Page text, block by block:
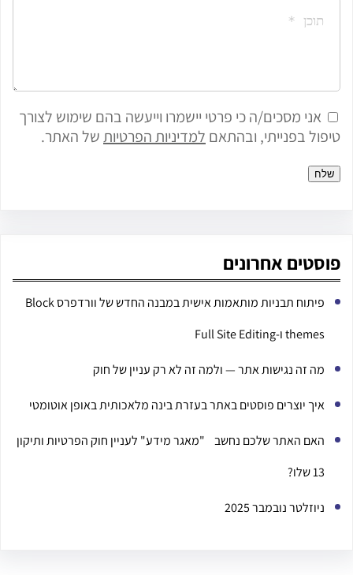
אני מסכים/ה כי פרטי יישמרו וייעשה בהם שימוש לצורך
טיפול בפנייתי, ובהתאם למדיניות הפרטיותשל האתר.
פוסטים אחרונים
פיתוח תבניות מותאמות אישית במבנה החדש של וורדפרס Block
themes ו-Full Site Editing
מה זה נגישות אתר — ולמה זה לא רק עניין של חוק
איך יוצרים פוסטים באתר בעזרת בינה מלאכותית באופן אוטומטי
האם האתר שלכם נחשב "מאגר מידע" לעניין חוק הפרטיות ותיקון
13 שלו?
ניוזלטר נובמבר 2025